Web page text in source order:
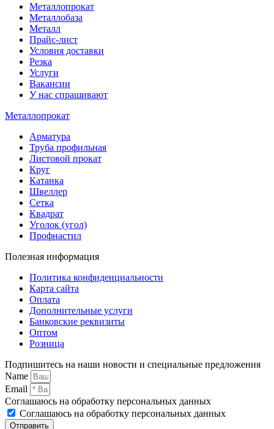
Металлопрокат
Металлобаза
Металл
Прайс-лист
Условия доставки
Резка
Услуги
Вакансии
У нас спрашивают
Металлопрокат
Арматура
Труба профильная
Листовой прокат
Круг
Катанка
Швеллер
Сетка
Квадрат
Уголок (угол)
Профнастил
Полезная информация
Политика конфиденциальности
Карта сайта
Оплата
Дополнительные услуги
Банковские реквизиты
Оптом
Розница
Подпишитесь на наши новости и специальные предложения
Name
Email
Соглашаюсь на обработку персональных данных
Соглашаюсь на обработку персональных данных
Отправить